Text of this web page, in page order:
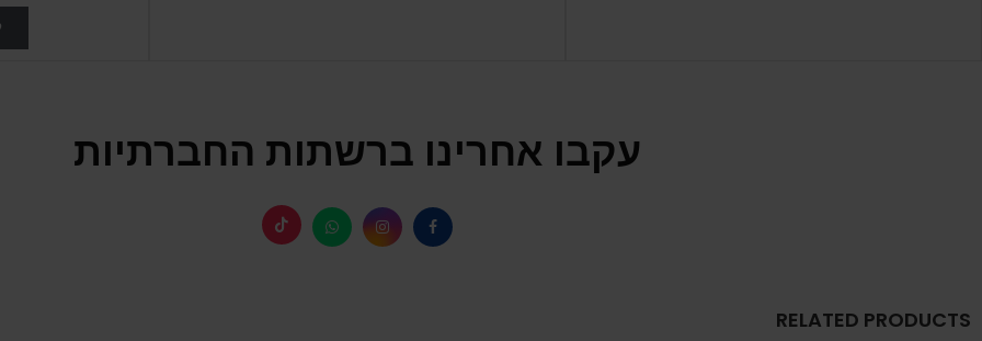
עקבו אחרינו ברשתות החברתיות
RELATED PRODUCTS